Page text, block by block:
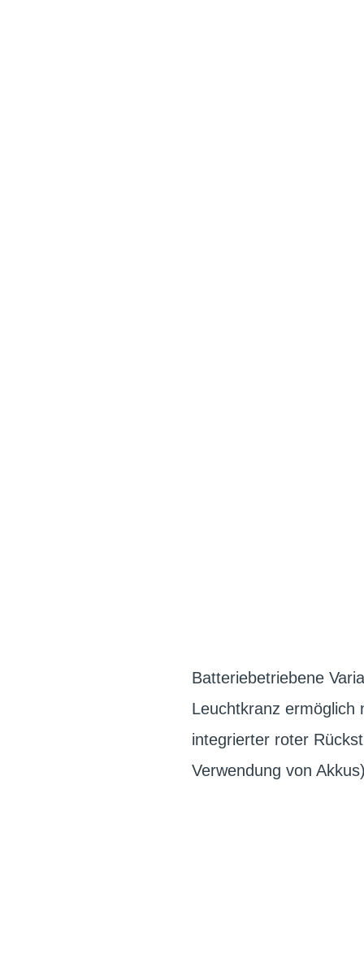
Batteriebetriebene
Leuchtkranz ermöglich
integrierter roter
Verwendung von